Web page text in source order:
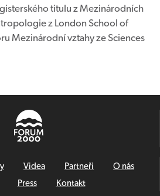
titulu z Mezinárodních
z London School of
Mezinárodní vztahy ze Sciences
Videa Partneři
O nás
Press Kontakt